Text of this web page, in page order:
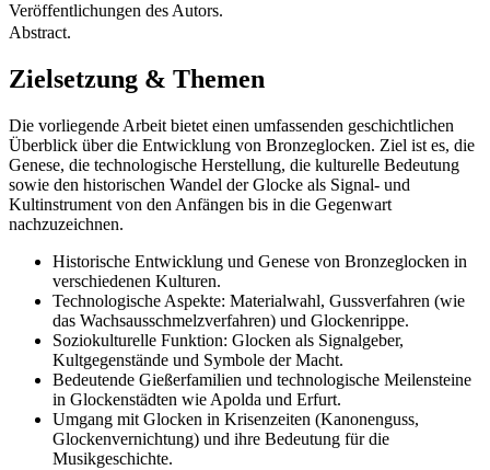
Veröffentlichungen des Autors.
Abstract.
Zielsetzung & Themen
Die vorliegende Arbeit bietet einen umfassenden geschichtlichen
Überblick über die Entwicklung von Bronzeglocken. Ziel ist es, die
Genese, die technologische Herstellung, die kulturelle Bedeutung
sowie den historischen Wandel der Glocke als Signal- und
Kultinstrument von den Anfängen bis in die Gegenwart
nachzuzeichnen.
Historische Entwicklung und Genese von Bronzeglocken in
verschiedenen Kulturen.
Technologische Aspekte: Materialwahl, Gussverfahren (wie
das Wachsausschmelzverfahren) und Glockenrippe.
Soziokulturelle Funktion: Glocken als Signalgeber,
Kultgegenstände und Symbole der Macht.
Bedeutende Gießerfamilien und technologische Meilensteine
in Glockenstädten wie Apolda und Erfurt.
Umgang mit Glocken in Krisenzeiten (Kanonenguss,
Glockenvernichtung) und ihre Bedeutung für die
Musikgeschichte.